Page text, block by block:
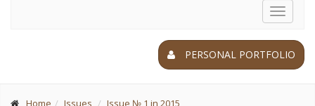
Toggle
PERSONAL PORTFOLIO
Home Issues Issue № 1 in 2015